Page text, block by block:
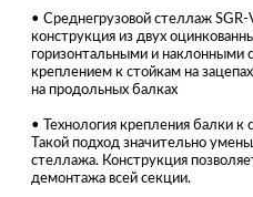
• Среднегрузовой стеллаж
конструкция из двух
горизонтальными и наклонными
креплением к стойкам на
на продольных балках
• Технология крепления балки к
Такой подход значительно
стеллажа. Конструкция
демонтажа всей секции.